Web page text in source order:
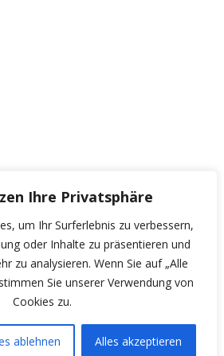
Ihre Privatsphäre
um Ihr Surferlebnis zu verbessern,
oder Inhalte zu präsentieren und
zu analysieren. Wenn Sie auf „Alle
Sie unserer Verwendung von
Cookies zu.
ablehnen Alles akzeptieren